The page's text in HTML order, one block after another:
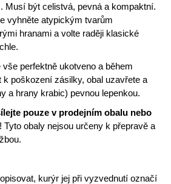
Musí být celistvá, pevná a kompaktní.
vyhněte atypickým tvarům
hranami a volte raději klasické
perfektně ukotveno a během
k poškození zásilky, obal uzavřete a
a hrany krabic) pevnou lepenkou.
pouze v prodejním obalu nebo
! Tyto obaly nejsou určeny k přepravě a
kurýr jej při vyzvednutí označí